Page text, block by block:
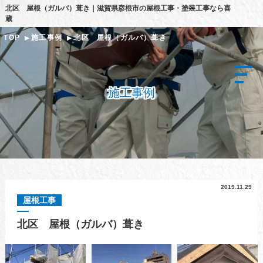
北区 屋根（ガルバ）葺き｜滋賀県彦根市の屋根工事・塗装工事なら喜
蔵
TOP 施工事例 北区 屋根（ガルバ）葺き
施工事例
2019.11.29
屋根工事
北区 屋根（ガルバ）葺き